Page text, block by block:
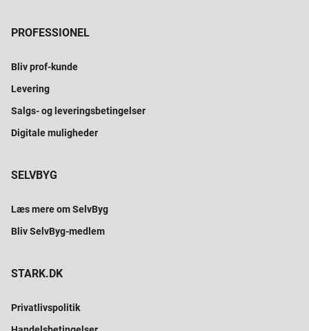
PROFESSIONEL
Bliv prof-kunde
Levering
Salgs- og leveringsbetingelser
Digitale muligheder
SELVBYG
Læs mere om SelvByg
Bliv SelvByg-medlem
STARK.DK
Privatlivspolitik